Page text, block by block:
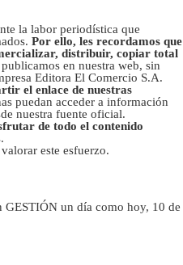
la labor periodística que
Por ello, les recordamos que
distribuir, copiar total
en nuestra web, sin
Editora El Comercio S.A.
el enlace de nuestras
puedan acceder a información
nuestra fuente oficial.
de todo el contenido
este esfuerzo.
GESTIÓN un día como hoy, 10 de